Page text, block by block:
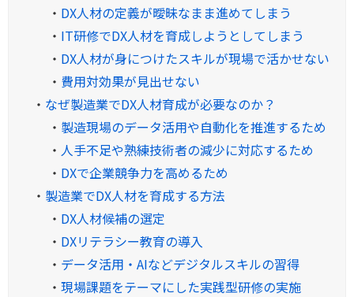
・ DX人材の定義が曖昧なまま進めてしまう
・ IT研修でDX人材を育成しようとしてしまう
・ DX人材が身につけたスキルが現場で活かせない
・ 費用対効果が見出せない
・ なぜ製造業でDX人材育成が必要なのか？
・ 製造現場のデータ活用や自動化を推進するため
・ 人手不足や熟練技術者の減少に対応するため
・ DXで企業競争力を高めるため
・ 製造業でDX人材を育成する方法
・ DX人材候補の選定
・ DXリテラシー教育の導入
・ データ活用・AIなどデジタルスキルの習得
・ 現場課題をテーマにした実践型研修の実施